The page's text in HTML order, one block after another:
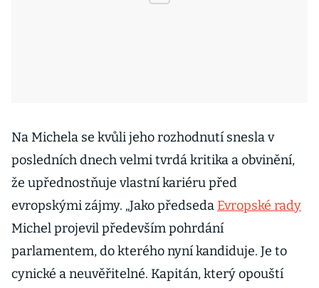
Na Michela se kvůli jeho rozhodnutí snesla v
posledních dnech velmi tvrdá kritika a obvinění,
že upřednostňuje vlastní kariéru před
evropskými zájmy. „Jako předseda Evropské rady
Michel projevil především pohrdání
parlamentem, do kterého nyní kandiduje. Je to
cynické a neuvěřitelné. Kapitán, který opouští